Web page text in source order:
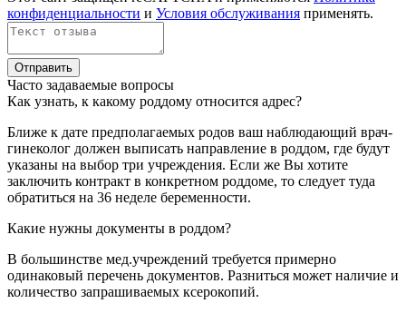
конфиденциальности и Условия обслуживания применять.
Отправить
Часто задаваемые вопросы
Как узнать, к какому роддому относится адрес?
Ближе к дате предполагаемых родов ваш наблюдающий врач-
гинеколог должен выписать направление в роддом, где будут
указаны на выбор три учреждения. Если же Вы хотите
заключить контракт в конкретном роддоме, то следует туда
обратиться на 36 неделе беременности.
Какие нужны документы в роддом?
В большинстве мед.учреждений требуется примерно
одинаковый перечень документов. Разниться может наличие и
количество запрашиваемых ксерокопий.